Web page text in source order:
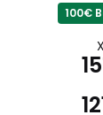
100€